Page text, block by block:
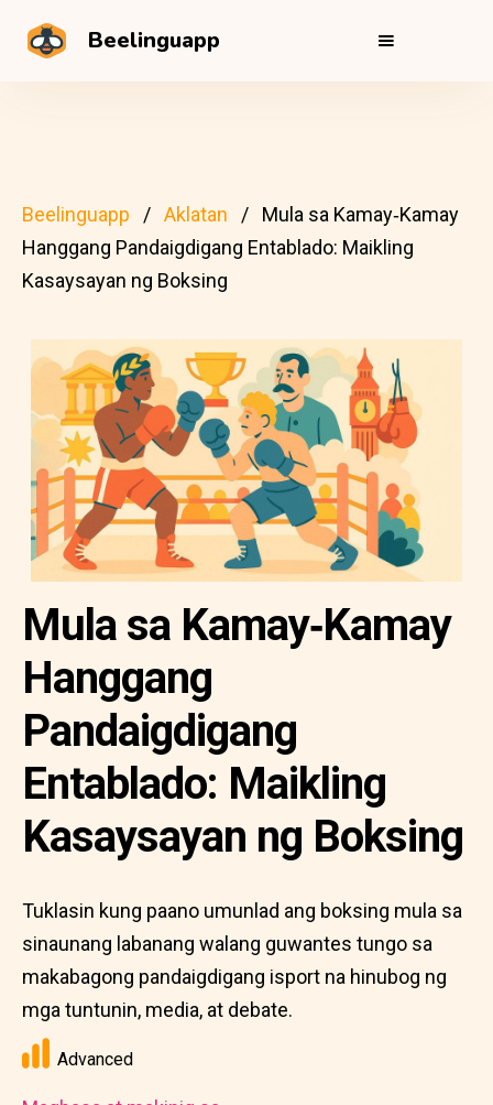
Beelinguapp
Beelinguapp Aklatan
Mula sa Kamay‑Kamay
Hanggang Pandaigdigang Entablado: Maikling
Kasaysayan ng Boksing
Mula sa Kamay‑Kamay
Hanggang
Pandaigdigang
Entablado: Maikling
Kasaysayan ng Boksing
Tuklasin kung paano umunlad ang boksing mula sa
sinaunang labanang walang guwantes tungo sa
makabagong pandaigdigang isport na hinubog ng
mga tuntunin, media, at debate.
Advanced